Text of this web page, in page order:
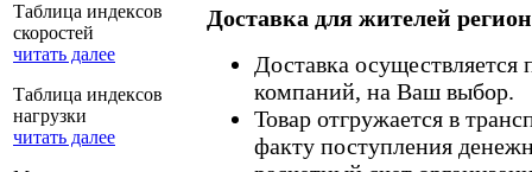
Таблица индексов
скоростей
читать далее
Таблица индексов
нагрузки
читать далее
Доставка для жителей
Доставка
компаний, на Ваш выбор.
Товар отгружается в
факту поступления